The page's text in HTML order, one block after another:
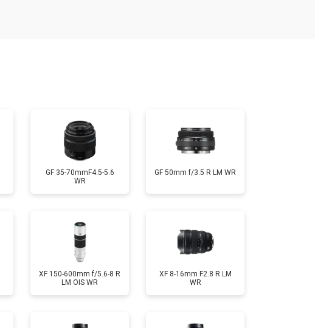
от 2600 ₽ Заказать
GF 35-70mmF4.5-5.6
WR
GF 50mm f/3.5 R LM WR
XF 150-600mm f/5.6-8 R
LM OIS WR
XF 8-16mm F2.8 R LM
WR